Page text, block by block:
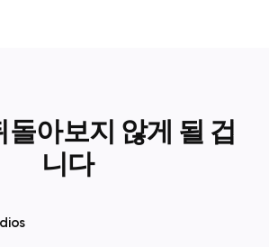
돌아보지 않게 될 겁
니다